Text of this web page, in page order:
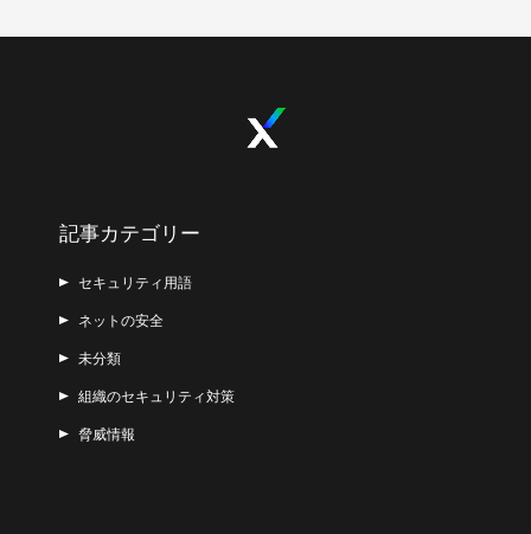
記事カテゴリー
セキュリティ用語
ネットの安全
未分類
組織のセキュリティ対策
脅威情報